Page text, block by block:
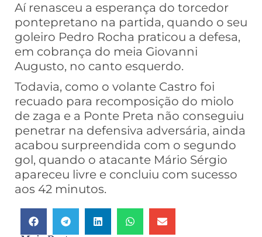
Aí renasceu a esperança do torcedor
pontepretano na partida, quando o seu
goleiro Pedro Rocha praticou a defesa,
em cobrança do meia Giovanni
Augusto, no canto esquerdo.
Todavia, como o volante Castro foi
recuado para recomposição do miolo
de zaga e a Ponte Preta não conseguiu
penetrar na defensiva adversária, ainda
acabou surpreendida com o segundo
gol, quando o atacante Mário Sérgio
apareceu livre e concluiu com sucesso
aos 42 minutos.